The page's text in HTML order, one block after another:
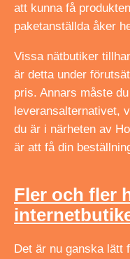
att kunna få
paketanställda åker
Vissa nätbutiker
är detta under
pris. Annars måste
leveransalternativet,
du är i närheten av
är att få din
Fler och fler
Det är nu ganska lätt